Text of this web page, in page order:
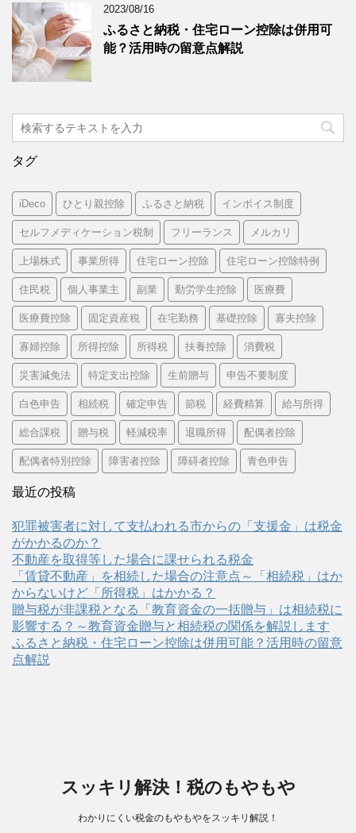
2023/08/16
ふるさと納税・住宅ローン控除は併用可
能？活用時の留意点解説
タグ
iDeco ひとり親控除 ふるさと納税 インボイス制度
セルフメディケーション税制 フリーランス メルカリ
上場株式 事業所得 住宅ローン控除 住宅ローン控除特例
住民税 個人事業主 副業 勤労学生控除 医療費
医療費控除 固定資産税 在宅勤務 基礎控除 寡夫控除
寡婦控除 所得控除 所得税 扶養控除 消費税
災害減免法 特定支出控除 生前贈与 申告不要制度
白色申告 相続税 確定申告 節税 経費精算 給与所得
総合課税 贈与税 軽減税率 退職所得 配偶者控除
配偶者特別控除 障害者控除 障碍者控除 青色申告
最近の投稿
犯罪被害者に対して支払われる市からの「支援金」は税金
がかかるのか？
不動産を取得等した場合に課せられる税金
「賃貸不動産」を相続した場合の注意点～「相続税」はか
からないけど「所得税」はかかる？
贈与税が非課税となる「教育資金の一括贈与」は相続税に
影響する？～教育資金贈与と相続税の関係を解説します
ふるさと納税・住宅ローン控除は併用可能？活用時の留意
点解説
スッキリ解決！税のもやもや
わかりにくい税金のもやもやをスッキリ解説！